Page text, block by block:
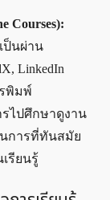
Courses):
ป็นผ่าน
LinkedIn
พิมพ์
ไปศึกษาดูงาน
การที่ทันสมัย
รียนรู้